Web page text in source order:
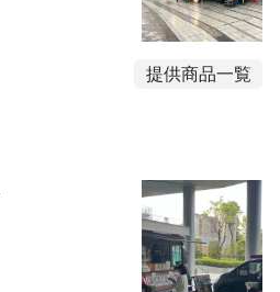
提供商品一覧